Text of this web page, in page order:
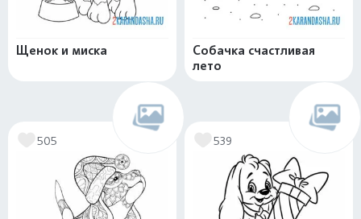
Щенок и миска
Собачка счастливая
лето
505 539